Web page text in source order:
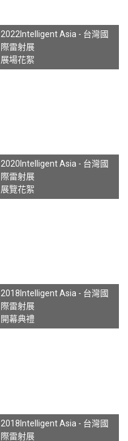
2022Intelligent Asia - 台灣國
際雷射展
展場花絮
2020Intelligent Asia - 台灣國
際雷射展
展覽花絮
2018Intelligent Asia - 台灣國
際雷射展
開幕典禮
2018Intelligent Asia - 台灣國
際雷射展